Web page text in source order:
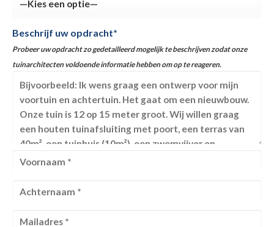
Beschrijf uw opdracht*
Probeer uw opdracht zo gedetailleerd mogelijk te beschrijven zodat onze
tuinarchitecten voldoende informatie hebben om op te reageren.